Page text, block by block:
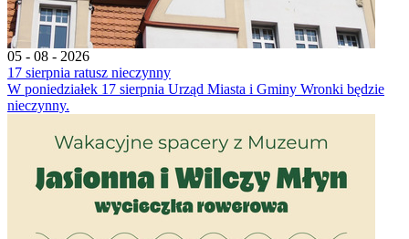
05 - 08 - 2026
17 sierpnia ratusz nieczynny
W poniedziałek 17 sierpnia Urząd Miasta i Gminy Wronki będzie
nieczynny.